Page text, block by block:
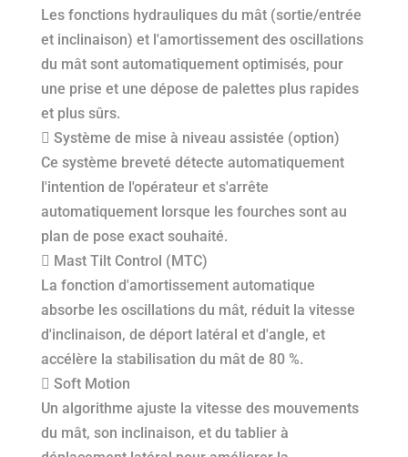
Les fonctions hydrauliques du mât (sortie/entrée
et inclinaison) et l'amortissement des oscillations
du mât sont automatiquement optimisés, pour
une prise et une dépose de palettes plus rapides
et plus sûrs.
 Système de mise à niveau assistée (option)
Ce système breveté détecte automatiquement
l'intention de l'opérateur et s'arrête
automatiquement lorsque les fourches sont au
plan de pose exact souhaité.
 Mast Tilt Control (MTC)
La fonction d'amortissement automatique
absorbe les oscillations du mât, réduit la vitesse
d'inclinaison, de déport latéral et d'angle, et
accélère la stabilisation du mât de 80 %.
 Soft Motion
Un algorithme ajuste la vitesse des mouvements
du mât, son inclinaison, et du tablier à